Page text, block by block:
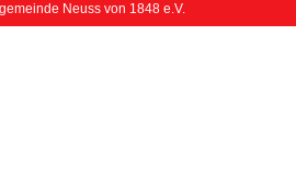
Neuss von 1848 e.V.